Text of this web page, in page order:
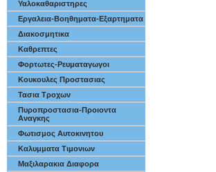
Υαλοκαθαριστηρες
Εργαλεια-Βοηθηματα-Εξαρτηματα
Διακοσμητικα
Καθρεπτες
Φορτωτες-Ρευματαγωγοι
Κουκουλες Προστασιας
Τασια Τροχων
Πυροπροστασια-Προιοντα
Αναγκης
Φωτισμος Αυτοκινητου
Καλυμματα Τιμονιων
Μαξιλαρακια Διαφορα